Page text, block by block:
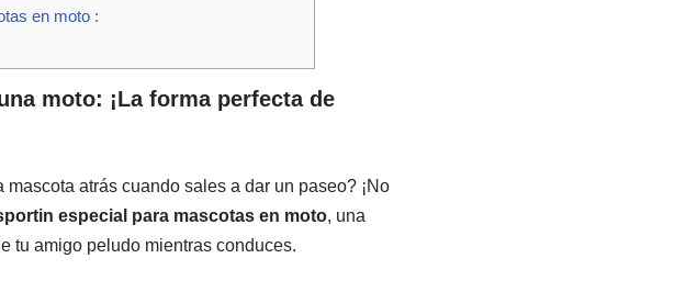
en moto :
moto: ¡La forma perfecta de
atrás cuando sales a dar un paseo? ¡No
especial para mascotas en moto, una
tu amigo peludo mientras conduces.